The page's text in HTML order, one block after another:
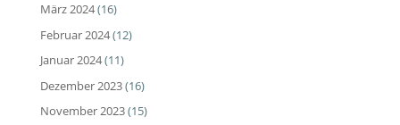
März 2024(16)
Februar 2024(12)
Januar 2024(11)
Dezember 2023(16)
November 2023(15)